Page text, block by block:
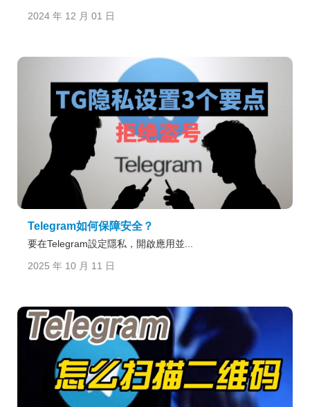
2024 年 12 月 01 日
Telegram如何保障安全？
要在Telegram設定隱私，開啟應用並...
2025 年 10 月 11 日